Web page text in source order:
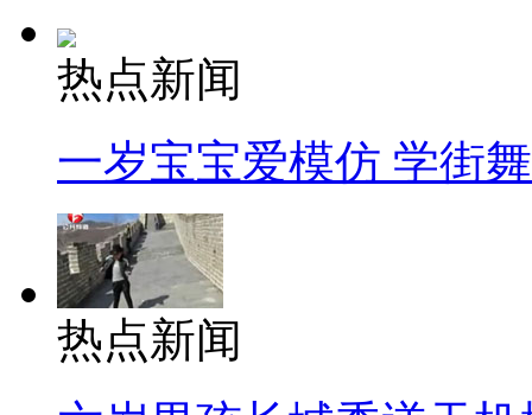
热点新闻
一岁宝宝爱模仿 学街
热点新闻